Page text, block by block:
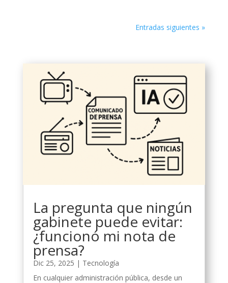
Entradas siguientes »
La pregunta que ningún
gabinete puede evitar:
¿funcionó mi nota de
prensa?
Dic 25, 2025 | Tecnología
En cualquier administración pública, desde un